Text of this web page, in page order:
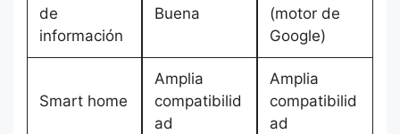
de
información
Buena
(motor de
Google)
Smart home
Amplia
compatibilid
ad
Amplia
compatibilid
ad